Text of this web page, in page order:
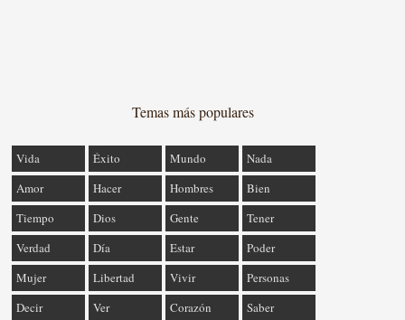
Temas más populares
Vida Éxito Mundo
Nada
Amor
Hacer Hombres
Bien
Tiempo
Dios Gente
Tener
Verdad
Día Estar
Poder
Mujer
Libertad Vivir
Personas
Decir
Ver Corazón Saber